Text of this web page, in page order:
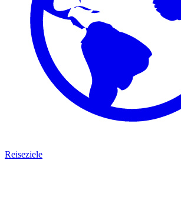
Reiseziele